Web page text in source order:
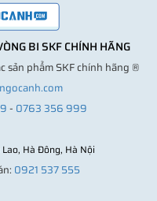
BI SKF CHÍNH HÃNG
sản phẩm SKF chính hãng ®
- 0763 356 999
Hà Đông, Hà Nội
0921 537 555